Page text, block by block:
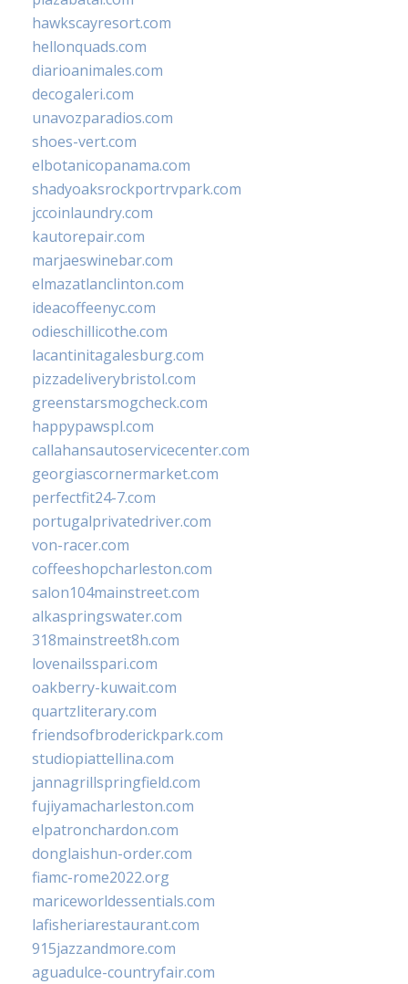
hawkscayresort.com
hellonquads.com
diarioanimales.com
decogaleri.com
unavozparadios.com
shoes-vert.com
elbotanicopanama.com
shadyoaksrockportrvpark.com
jccoinlaundry.com
kautorepair.com
marjaeswinebar.com
elmazatlanclinton.com
ideacoffeenyc.com
odieschillicothe.com
lacantinitagalesburg.com
pizzadeliverybristol.com
greenstarsmogcheck.com
happypawspl.com
callahansautoservicecenter.com
georgiascornermarket.com
perfectfit24-7.com
portugalprivatedriver.com
von-racer.com
coffeeshopcharleston.com
salon104mainstreet.com
alkaspringswater.com
318mainstreet8h.com
lovenailsspari.com
oakberry-kuwait.com
quartzliterary.com
friendsofbroderickpark.com
studiopiattellina.com
jannagrillspringfield.com
fujiyamacharleston.com
elpatronchardon.com
donglaishun-order.com
fiamc-rome2022.org
mariceworldessentials.com
lafisheriarestaurant.com
915jazzandmore.com
aguadulce-countryfair.com